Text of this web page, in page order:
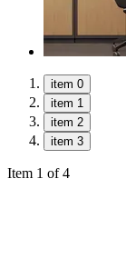
item 0
item 1
item 2
item 3
Item 1 of 4